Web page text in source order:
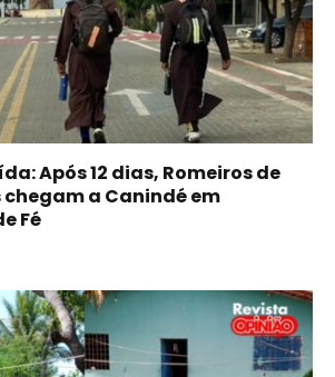
Após 12 dias, Romeiros de
chegam a Canindé em
Fé